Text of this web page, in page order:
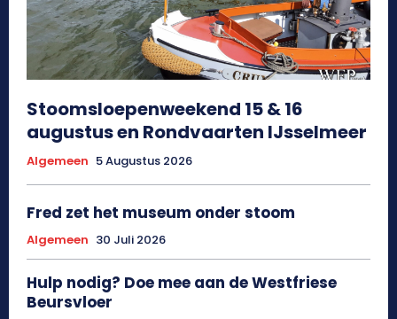
Stoomsloepenweekend 15 & 16
augustus en Rondvaarten IJsselmeer
Algemeen 5 Augustus 2026
Fred zet het museum onder stoom
Algemeen 30 Juli 2026
Hulp nodig? Doe mee aan de Westfriese
Beursvloer